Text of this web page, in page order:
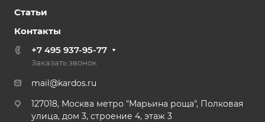
Статьи
Контакты
+7 495 937-95-77
Заказать звонок
mail@kardos.ru
127018, Москва метро "Марьина роща", Полковая
улица, дом 3, строение 4, этаж 3